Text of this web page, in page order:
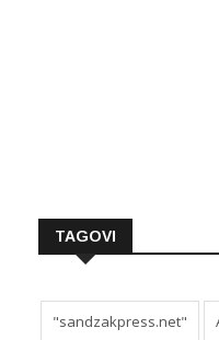
TAGOVI
"sandzakpress.net"